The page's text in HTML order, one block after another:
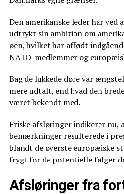
Den amerikanske leder har ved
udtrykt sin ambition om
øen, hvilket har affødt
NATO-medlemmer og
Bag de lukkede døre var
mere udtalt, end hvad den
været bekendt med.
Friske afsløringer indikerer nu,
bemærkninger resulterede i
blandt de øverste europæiske
frygt for de potentielle følger
Afsløringer fra